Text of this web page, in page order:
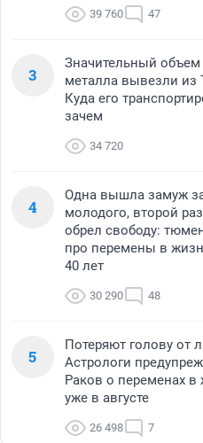
39 760 47
3
Значительный объем
металла вывезли из
Куда его
зачем
34 720
4
Одна вышла замуж
молодого, второй
обрел свободу:
про перемены в
40 лет
30 290 48
5
Потеряют голову от
Астрологи
Раков о переменах в
уже в августе
26 498 7